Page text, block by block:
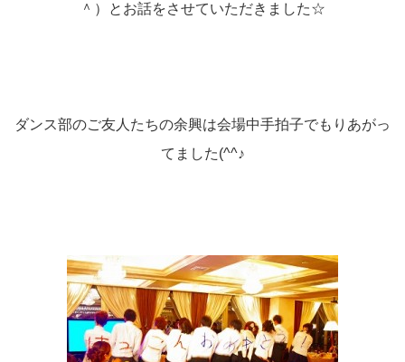
＾）とお話をさせていただきました☆
ダンス部のご友人たちの余興は会場中手拍子でもりあがっ
てました(^^♪